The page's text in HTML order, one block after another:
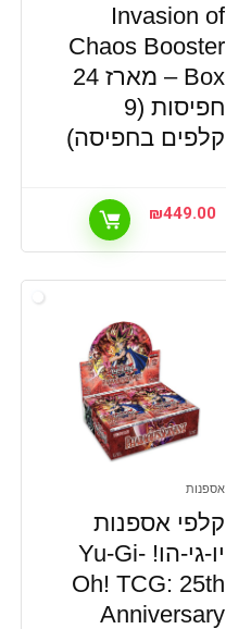
Invasion of
Chaos Booster
Box – מארז 24
חפיסות (9
קלפים בחפיסה)
₪449.00
אספנות
קלפי אספנות
יו-גי-הו! Yu-Gi-
Oh! TCG: 25th
Anniversary